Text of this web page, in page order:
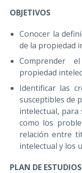
OBJETIVOS
Conocer la
de la propiedad
Comprender
propiedad
Identificar las
susceptibles de
intelectual, para
como los
relación entre
intelectual y los
PLAN DE ESTUDIOS